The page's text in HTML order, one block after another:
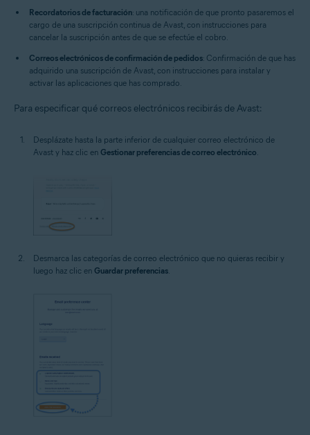
Recordatorios de facturación: una notificación de que pronto pasaremos el
cargo de una suscripción continua de Avast, con instrucciones para
cancelar la suscripción antes de que se efectúe el cobro.
Correos electrónicos de confirmación de pedidos: Confirmación de que has
adquirido una suscripción de Avast, con instrucciones para instalar y
activar las aplicaciones que has comprado.
Para especificar qué correos electrónicos recibirás de Avast:
Desplázate hasta la parte inferior de cualquier correo electrónico de
Avast y haz clic en Gestionar preferencias de correo electrónico.
Desmarca las categorías de correo electrónico que no quieras recibir y
luego haz clic en Guardar preferencias